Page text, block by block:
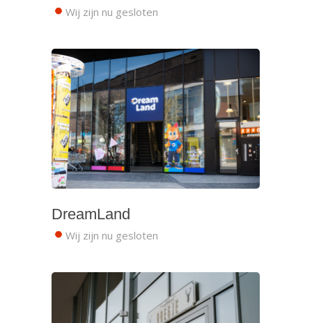
Wij zijn nu gesloten
DreamLand
Wij zijn nu gesloten